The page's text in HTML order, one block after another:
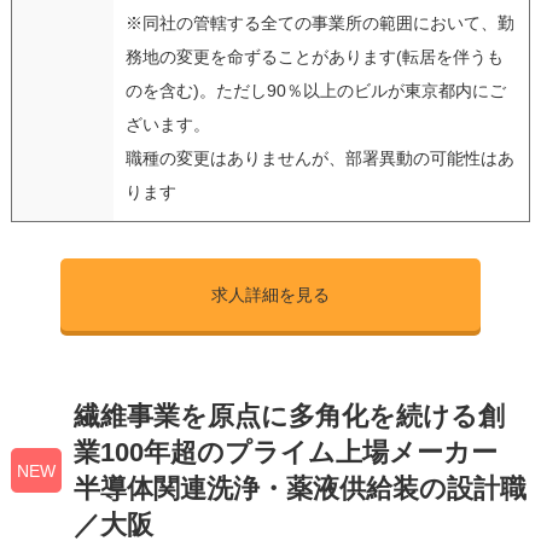
※同社の管轄する全ての事業所の範囲において、勤
務地の変更を命ずることがあります(転居を伴うも
のを含む)。ただし90％以上のビルが東京都内にご
ざいます。
職種の変更はありませんが、部署異動の可能性はあ
ります
求人詳細を見る
NEW
繊維事業を原点に多角化を続ける創
業100年超のプライム上場メーカー
半導体関連洗浄・薬液供給装の設計職
／大阪